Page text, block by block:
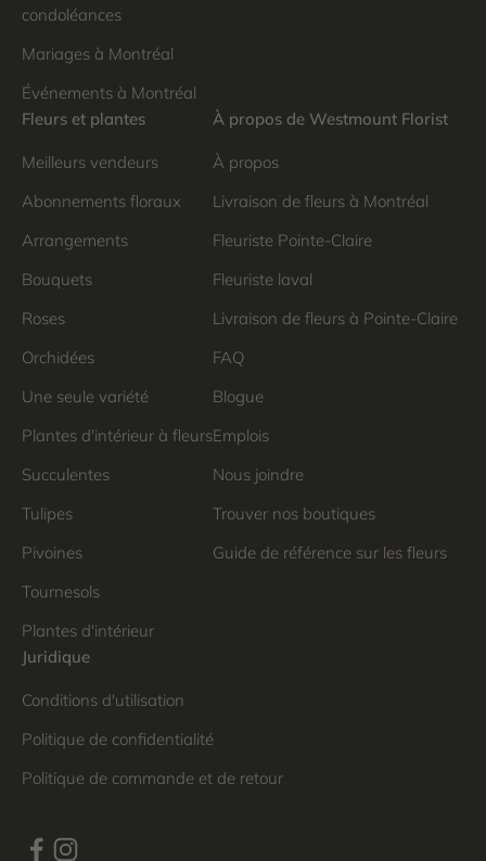
condoléances
Mariages à Montréal
Événements à Montréal
Fleurs et plantes
Meilleurs vendeurs
Abonnements floraux
Arrangements
Bouquets
Roses
Orchidées
Une seule variété
Plantes d'intérieur à fleurs
Succulentes
Tulipes
Pivoines
Tournesols
Plantes d'intérieur
À propos de Westmount Florist
À propos
Livraison de fleurs à Montréal
Fleuriste Pointe-Claire
Fleuriste laval
Livraison de fleurs à Pointe-Claire
FAQ
Blogue
Emplois
Nous joindre
Trouver nos boutiques
Guide de référence sur les fleurs
Juridique
Conditions d'utilisation
Politique de confidentialité
Politique de commande et de retour